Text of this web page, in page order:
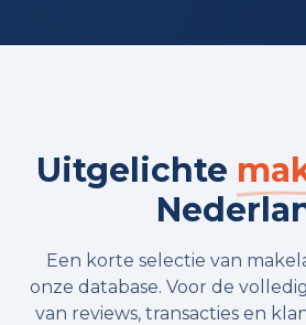
Uitgelichte
Een korte selectie van
onze database. Voor de
van reviews, transacties en